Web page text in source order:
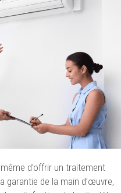
d’offrir un traitement
garantie de la main d’œuvre,